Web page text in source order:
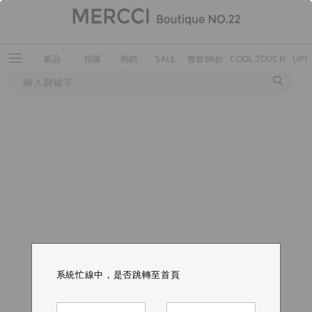
新品 預購 熱銷 SALE 整套88折 COOL TOUCH
系統忙線中，是否跳轉至首頁
系統忙線中，是否跳轉至首頁
系統忙線中，是否跳轉至首頁
系統忙線中，是否跳轉至首頁
系統忙線中，是否跳轉至首頁